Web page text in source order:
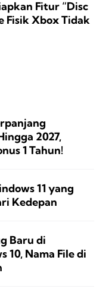
Fitur “Disc
Fisik Xbox Tidak
2027,
1 Tahun!
11 yang
Kedepan
Baru di
10, Nama File di